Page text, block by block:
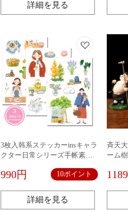
詳細を見る
3枚入韩系ステッカーinsキャラ
クター日常シリーズ手帐素材
ジュ水彩风
990円 10ポイント
詳細を見る
斉天
ーム